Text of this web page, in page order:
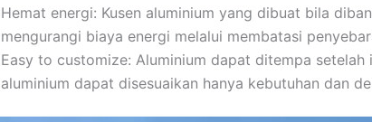
Hemat energi: Kusen aluminium yang dibuat bila
mengurangi biaya energi melalui membatasi
Easy to customize: Aluminium dapat ditempa
aluminium dapat disesuaikan hanya kebutuhan dan